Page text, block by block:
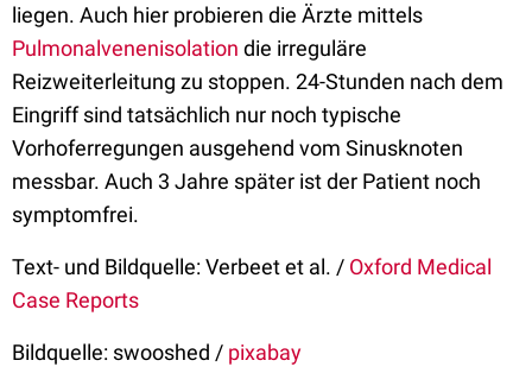
liegen. Auch hier probieren die Ärzte mittels
Pulmonalvenenisolation die irreguläre
Reizweiterleitung zu stoppen. 24-Stunden nach dem
Eingriff sind tatsächlich nur noch typische
Vorhoferregungen ausgehend vom Sinusknoten
messbar. Auch 3 Jahre später ist der Patient noch
symptomfrei.
Text- und Bildquelle: Verbeet et al. / Oxford Medical
Case Reports
Bildquelle: swooshed / pixabay